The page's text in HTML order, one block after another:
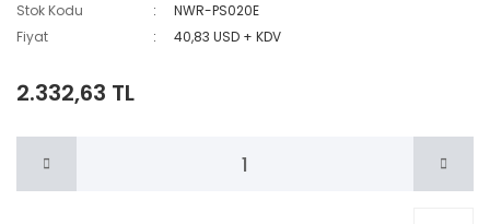
Stok Kodu
NWR-PS020E
Fiyat
40,83 USD + KDV
2.332,63 TL